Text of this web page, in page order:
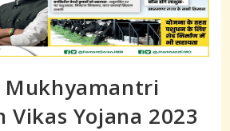
Mukhyamantri
Vikas Yojana 2023